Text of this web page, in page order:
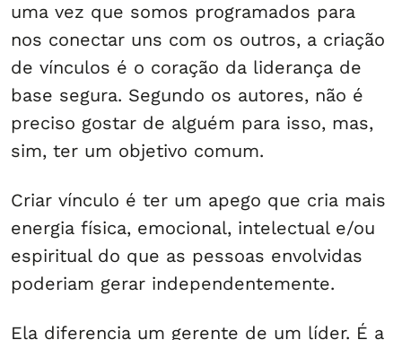
uma vez que somos programados para
nos conectar uns com os outros, a criação
de vínculos é o coração da liderança de
base segura. Segundo os autores, não é
preciso gostar de alguém para isso, mas,
sim, ter um objetivo comum.
Criar vínculo é ter um apego que cria mais
energia física, emocional, intelectual e/ou
espiritual do que as pessoas envolvidas
poderiam gerar independentemente.
Ela diferencia um gerente de um líder. É a